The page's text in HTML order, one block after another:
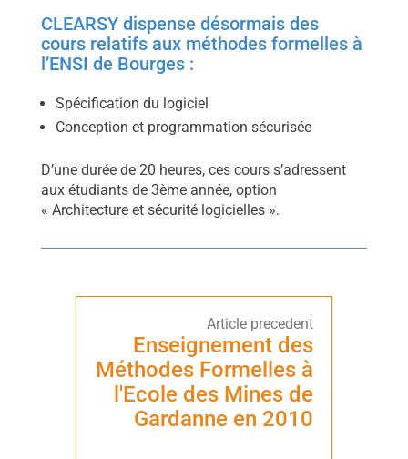
CLEARSY dispense désormais des
cours relatifs aux méthodes formelles à
l’ENSI de Bourges :
Spécification du logiciel
Conception et programmation sécurisée
D’une durée de 20 heures, ces cours s’adressent
aux étudiants de 3ème année, option
« Architecture et sécurité logicielles ».
Enseignement des
Méthodes Formelles à
l'Ecole des Mines de
Gardanne en 2010